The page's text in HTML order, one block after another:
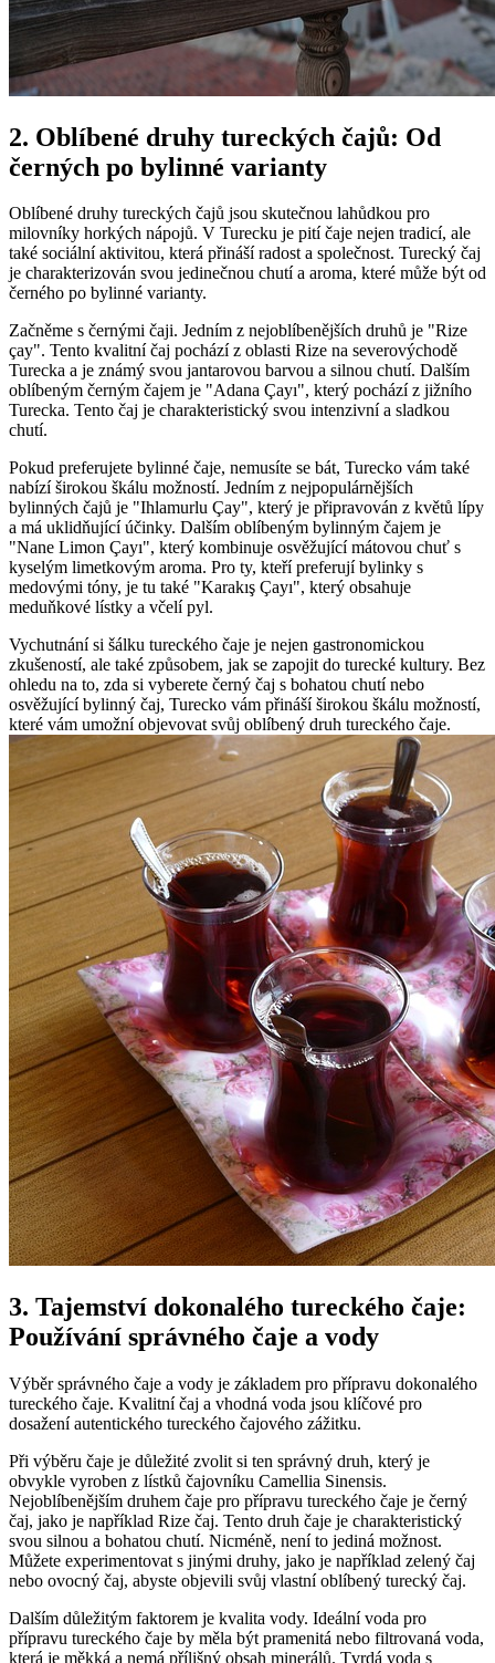
2. Oblíbené druhy tureckých čajů: Od
černých po bylinné varianty
Oblíbené druhy tureckých čajů jsou skutečnou lahůdkou pro
milovníky horkých nápojů. V Turecku je pití čaje nejen tradicí, ale
také sociální aktivitou, která přináší radost a společnost. Turecký čaj
je charakterizován svou jedinečnou chutí a aroma, které může být od
černého po bylinné varianty.
Začněme s černými čaji. Jedním z nejoblíbenějších druhů je "Rize
çay". Tento kvalitní čaj pochází z oblasti Rize na severovýchodě
Turecka a je známý svou jantarovou barvou a silnou chutí. Dalším
oblíbeným černým čajem je "Adana Çayı", který pochází z jižního
Turecka. Tento čaj je charakteristický svou intenzivní a sladkou
chutí.
Pokud preferujete bylinné čaje, nemusíte se bát, Turecko vám také
nabízí širokou škálu možností. Jedním z nejpopulárnějších
bylinných čajů je "Ihlamurlu Çay", který je připravován z květů lípy
a má uklidňující účinky. Dalším oblíbeným bylinným čajem je
"Nane Limon Çayı", který kombinuje osvěžující mátovou chuť s
kyselým limetkovým aroma. Pro ty, kteří preferují bylinky s
medovými tóny, je tu také "Karakış Çayı", který obsahuje
meduňkové lístky a včelí pyl.
Vychutnání si šálku tureckého čaje je nejen gastronomickou
zkušeností, ale také způsobem, jak se zapojit do turecké kultury. Bez
ohledu na to, zda si vyberete černý čaj s bohatou chutí nebo
osvěžující bylinný čaj, Turecko vám přináší širokou škálu možností,
které vám umožní objevovat svůj oblíbený druh tureckého čaje.
3. Tajemství dokonalého tureckého čaje:
Používání správného čaje a vody
Výběr správného čaje a vody je základem pro přípravu dokonalého
tureckého čaje. Kvalitní čaj a vhodná voda jsou klíčové pro
dosažení autentického tureckého čajového zážitku.
Při výběru čaje je důležité zvolit si ten správný druh, který je
obvykle vyroben z lístků čajovníku Camellia Sinensis.
Nejoblíbenějším druhem čaje pro přípravu tureckého čaje je černý
čaj, jako je například Rize čaj. Tento druh čaje je charakteristický
svou silnou a bohatou chutí. Nicméně, není to jediná možnost.
Můžete experimentovat s jinými druhy, jako je například zelený čaj
nebo ovocný čaj, abyste objevili svůj vlastní oblíbený turecký čaj.
Dalším důležitým faktorem je kvalita vody. Ideální voda pro
přípravu tureckého čaje by měla být pramenitá nebo filtrovaná voda,
která je měkká a nemá přílišný obsah minerálů. Tvrdá voda s